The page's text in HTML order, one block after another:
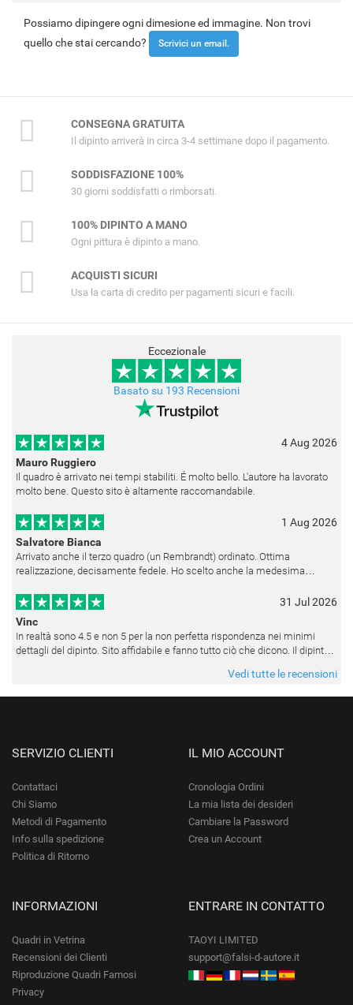
Possiamo dipingere ogni dimesione ed immagine. Non trovi
quello che stai cercando?
Scrivici un email.
CONSEGNA GRATUITA
Il dipinto arriverà in circa 3-4 settimane dopo il pagamento.
SODDISFAZIONE 100%
30 giorni soddisfatti o rimborsati.
100% DIPINTO A MANO
Ogni pittura è dipinto a mano.
ACQUISTI SICURI
Usa la carta di credito per pagamenti sicuri e facili.
Eccezionale
Basato su 193 Recensioni
4 Aug 2026
Mauro Ruggiero
Il quadro è arrivato nei tempi stabiliti. É molto bello. L'autore ha lavorato
molto bene. Questo sito è altamente raccomandabile.
1 Aug 2026
Salvatore Bianca
Arrivato anche il terzo quadro (un Rembrandt) ordinato. Ottima
realizzazione, decisamente fedele. Ho scelto anche la medesima
appesi
31 Jul 2026
Vinc
In realtà sono 4.5 e non 5 per la non perfetta rispondenza nei minimi
dettagli del dipinto. Sito affidabile e fanno tutto ciò che dicono. Il dipinto,
Vedi tutte le recensioni
SERVIZIO CLIENTI
Contattaci
Chi Siamo
Metodi di Pagamento
Info sulla spedizione
Politica di Ritorno
IL MIO ACCOUNT
Cronologia Ordini
La mia lista dei desideri
Cambiare la Password
Crea un Account
INFORMAZIONI
Quadri in Vetrina
Recensioni dei Clienti
Riproduzione Quadri Famosi
Privacy
ENTRARE IN CONTATTO
TAOYI LIMITED
support@falsi-d-autore.it